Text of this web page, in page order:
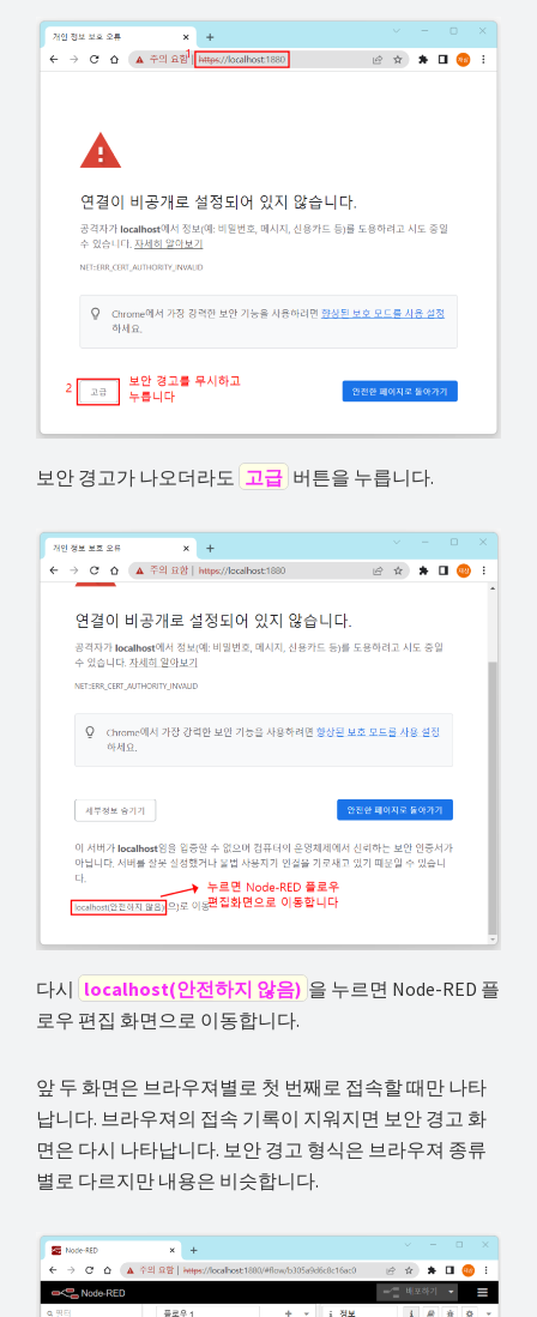
보안 경고가 나오더라도 고급 버튼을 누릅니다.
다시 localhost(안전하지 않음) 을 누르면 Node-RED 플
로우 편집 화면으로 이동합니다.
앞 두 화면은 브라우져별로 첫 번째로 접속할 때만 나타
납니다. 브라우져의 접속 기록이 지워지면 보안 경고 화
면은 다시 나타납니다. 보안 경고 형식은 브라우져 종류
별로 다르지만 내용은 비슷합니다.